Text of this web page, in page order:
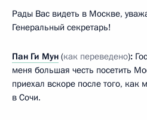
Рады Вас видеть в Москве,
Генеральный секретарь!
Пан Ги Мун (как переведено):
меня большая честь посетить
приехал вскоре после того, как
в Сочи.